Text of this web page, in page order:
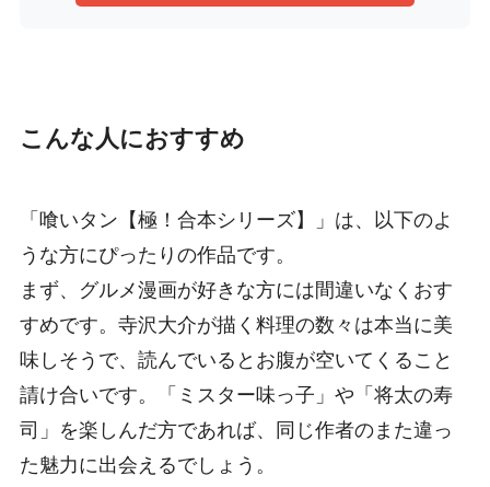
こんな人におすすめ
「喰いタン【極！合本シリーズ】」は、以下のよ
うな方にぴったりの作品です。
まず、グルメ漫画が好きな方には間違いなくおす
すめです。寺沢大介が描く料理の数々は本当に美
味しそうで、読んでいるとお腹が空いてくること
請け合いです。「ミスター味っ子」や「将太の寿
司」を楽しんだ方であれば、同じ作者のまた違っ
た魅力に出会えるでしょう。